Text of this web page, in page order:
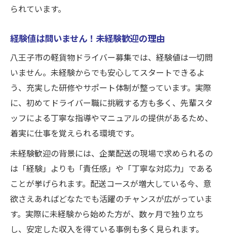
未経験OK！企業配送で得られる経験値とは
10代〜50代男女が実現する成長ストーリー
コース増大でチャンス拡大！昇進のヒント
経験不問！コース増大に伴うドライバー大募集
経験値は問いません！積極採用の現状解説
コース増大で求められるドライバー像とは
軽貨物配送で安心して働ける理由を紹介
実
10代〜50代の男女が未経験から活躍できる
正社員登用も視野にドライバー職をスタート
軽貨物ドライバーから正社員を目指す流れ
企業配送で経験を積みキャリアアップ可能
られています。
経験値は問いません！未経験歓迎の理由
八王子市の軽貨物ドライバー募集では、経験値は一切問
いません。未経験からでも安心してスタートできるよ
う、充実した研修やサポート体制が整っています。実際
に、初めてドライバー職に挑戦する方も多く、先輩スタ
ッフによる丁寧な指導やマニュアルの提供があるため、
着実に仕事を覚えられる環境です。
未経験歓迎の背景には、企業配送の現場で求められるの
は「経験」よりも「責任感」や「丁寧な対応力」である
ことが挙げられます。配送コースが増大している今、意
欲さえあればどなたでも活躍のチャンスが広がっていま
す。実際に未経験から始めた方が、数ヶ月で独り立ち
し、安定した収入を得ている事例も多く見られます。